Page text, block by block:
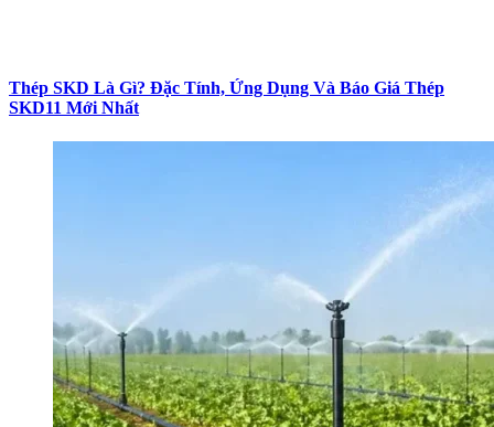
Thép SKD Là Gì? Đặc Tính, Ứng Dụng Và Báo Giá Thép
SKD11 Mới Nhất